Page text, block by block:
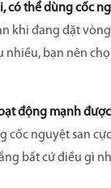
có thể dùng cốc
khi đang đặt
bạn nên
động mạnh
cốc nguyệt san
bất cứ điều gì